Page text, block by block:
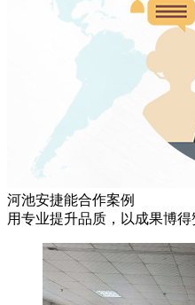
河池安捷能合作案例
用专业提升品质，以成果博得